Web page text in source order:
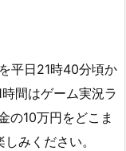
平日21時40分頃か
間はゲーム実況ラ
の10万円をどこま
みください。